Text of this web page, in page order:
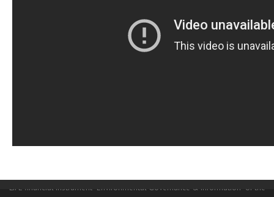
LIFE financial instrument “Environmental Governance & Information” of the